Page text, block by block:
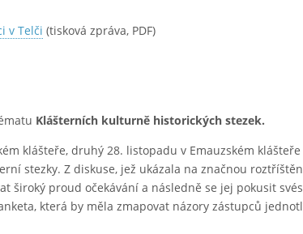
v Telči (tisková zpráva, PDF)
Klášterních kulturně historických stezek.
klášteře, druhý 28. listopadu v Emauzském
stezky. Z diskuse, jež ukázala na značnou
široký proud očekávání a následně se jej pokusit
která by měla zmapovat názory zástupců